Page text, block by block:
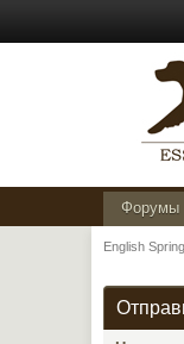
Форумы
English